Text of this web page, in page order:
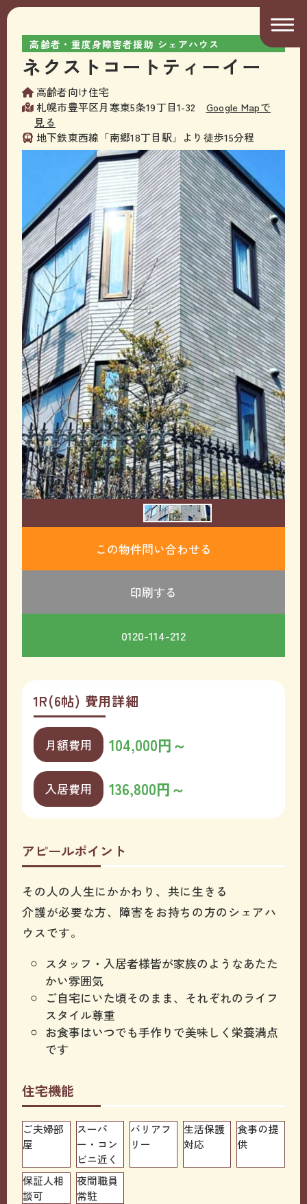
高齢者・重度身障害者援助 シェアハウス
ネクストコートティーイー
高齢者向け住宅
札幌市豊平区月寒東5条19丁目1-32 Google Mapで
見る
地下鉄東西線「南郷18丁目駅」より徒歩15分程
この物件問い合わせる
印刷する
0120-114-212
1R(6帖) 費用詳細
月額費用 104,000円～
入居費用 136,800円～
アピールポイント
その人の人生にかかわり、共に生きる
介護が必要な方、障害をお持ちの方のシェアハ
ウスです。
スタッフ・入居者様皆が家族のようなあたた
かい雰囲気
ご自宅にいた頃そのまま、それぞれのライフ
スタイル尊重
お食事はいつでも手作りで美味しく栄養満点
です
住宅機能
ご夫婦部
屋
スーパ
ー・コン
ビニ近く
バリアフ
リー
生活保護
対応
食事の提
供
保証人相
談可
夜間職員
常駐